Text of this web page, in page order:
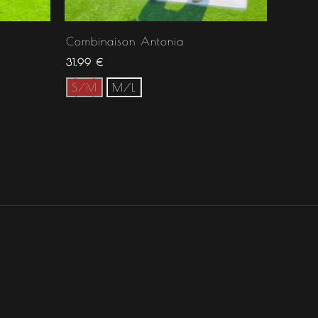
Combinaison Antonia
31.99 €
S/M M/L